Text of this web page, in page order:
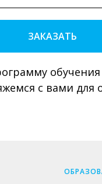
ЗАКАЗАТЬ
с вами для